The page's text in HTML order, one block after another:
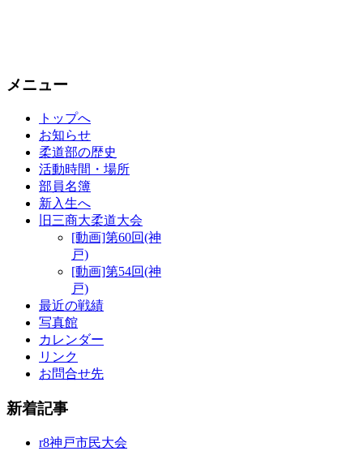
メニュー
トップへ
お知らせ
柔道部の歴史
活動時間・場所
部員名簿
新入生へ
旧三商大柔道大会
[動画]第60回(神
戸)
[動画]第54回(神
戸)
最近の戦績
写真館
カレンダー
リンク
お問合せ先
新着記事
r8神戸市民大会